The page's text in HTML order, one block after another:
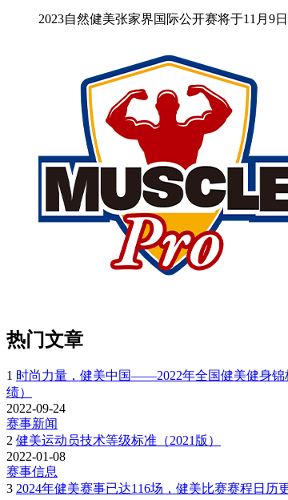
2023自然健美张家界国际公开赛将于11月
热门文章
1 时尚力量，健美中国——2022年全国健美健身锦
绩）
2022-09-24
赛事新闻
2 健美运动员技术等级标准（2021版）
2022-01-08
赛事信息
3 2024年健美赛事已达116场，健美比赛赛程日历